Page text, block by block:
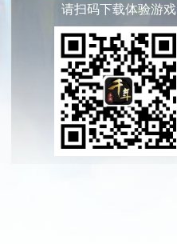
请扫码下载体验游戏